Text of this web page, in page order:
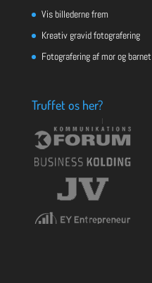
Vis billederne frem
Kreativ gravid fotografering
Fotografering af mor og barnet
Truffet os her?